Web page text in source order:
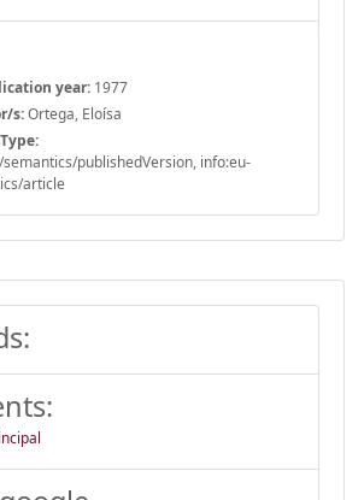
year: 1977
s:Ortega, Eloísa
publishedVersion, info:eu-
article